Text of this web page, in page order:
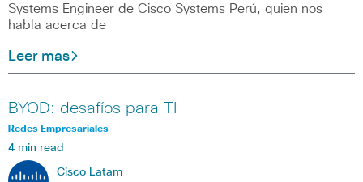
Systems Engineer de Cisco Systems Perú, quien nos
habla acerca de
Leer mas
BYOD: desafíos para TI
Redes Empresariales
4 min read
Cisco Latam